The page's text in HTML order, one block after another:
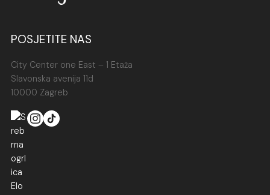
POSJETITE NAS
City Center one East – 1 Etaža
Slavonska avenija 11d
10000 Zagreb